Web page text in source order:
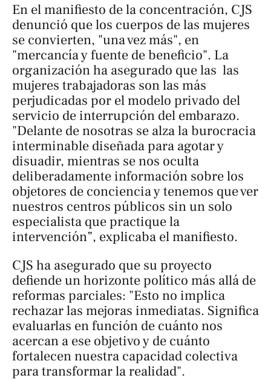
En el manifiesto de la concentración, CJS
denunció que los cuerpos de las mujeres
se convierten, "una vez más", en
"mercancía y fuente de beneficio". La
organización ha asegurado que las las
mujeres trabajadoras son las más
perjudicadas por el modelo privado del
servicio de interrupción del embarazo.
"Delante de nosotras se alza la burocracia
interminable diseñada para agotar y
disuadir, mientras se nos oculta
deliberadamente información sobre los
objetores de conciencia y tenemos que ver
nuestros centros públicos sin un solo
especialista que practique la
intervención”, explicaba el manifiesto.
CJS ha asegurado que su proyecto
defiende un horizonte político más allá de
reformas parciales: "Esto no implica
rechazar las mejoras inmediatas. Significa
evaluarlas en función de cuánto nos
acercan a ese objetivo y de cuánto
fortalecen nuestra capacidad colectiva
para transformar la realidad".